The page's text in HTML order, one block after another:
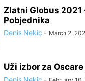
Zlatni Globus 2021
Pobjednika
Denis Nekic - March 2,
Uži izbor za Oscare